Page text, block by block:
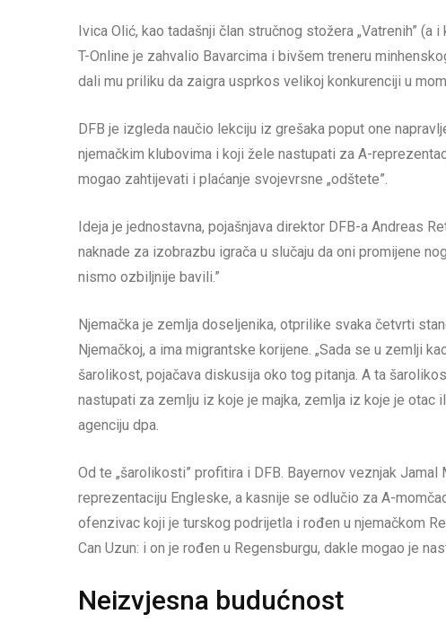
Ivica Olić, kao tadašnji član stručnog stožera „Vatrenih”
T-Online je zahvalio Bavarcima i bivšem treneru
dali mu priliku da zaigra usprkos velikoj konkurenciji u
DFB je izgleda naučio lekciju iz grešaka poput one
njemačkim klubovima i koji žele nastupati za A-
mogao zahtijevati i plaćanje svojevrsne „odštete”.
Ideja je jednostavna, pojašnjava direktor DFB-a Andreas
naknade za izobrazbu igrača u slučaju da oni promijene
nismo ozbiljnije bavili.”
Njemačka je zemlja doseljenika, otprilike svaka četvrti
Njemačkoj, a ima migrantske korijene. „Sada se u zemlji
šarolikost, pojačava diskusija oko tog pitanja. A ta
nastupati za zemlju iz koje je majka, zemlja iz koje je otac
agenciju dpa.
Od te „šarolikosti” profitira i DFB. Bayernov veznjak
reprezentaciju Engleske, a kasnije se odlučio za A-
ofenzivac koji je turskog podrijetla i rođen u njemačkom
Can Uzun: i on je rođen u Regensburgu, dakle mogao je
Neizvjesna budućnost